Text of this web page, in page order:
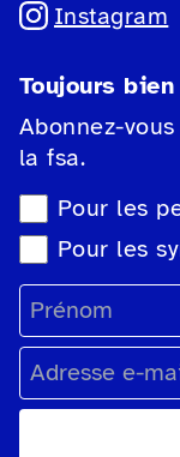
Instagram
Toujours
Abonnez-
la fsa.
Sélection du
Pour les
Pour les
Prénom
Nom
Adresse e-